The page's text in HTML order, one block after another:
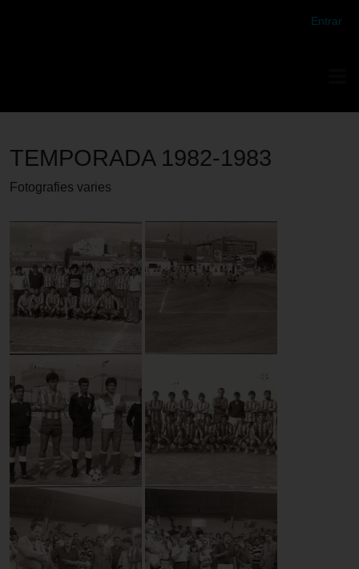
Entrar
TEMPORADA 1982-1983
Fotografies varies